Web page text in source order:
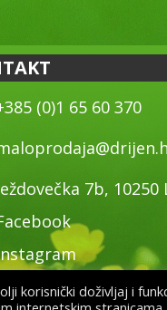
(0)1 65 60 370
7b, 10250
korisnički doživljaj i